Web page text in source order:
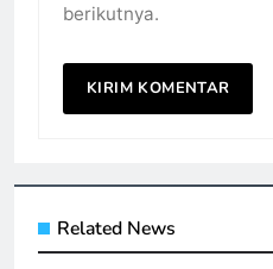
berikutnya.
Related News